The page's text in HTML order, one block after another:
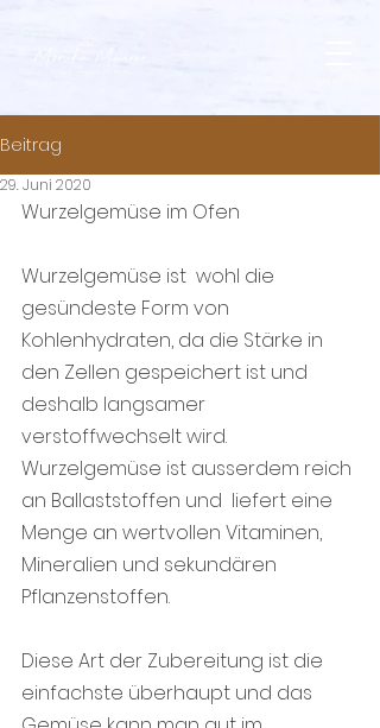
Beitrag
29. Juni 2020
Wurzelgemüse im Ofen
Wurzelgemüse ist  wohl die
gesündeste Form von
Kohlenhydraten, da die Stärke in
den Zellen gespeichert ist und
deshalb langsamer
verstoffwechselt wird.
Wurzelgemüse ist ausserdem reich
an Ballaststoffen und  liefert eine
Menge an wertvollen Vitaminen,
Mineralien und sekundären
Pflanzenstoffen.
Diese Art der Zubereitung ist die
einfachste überhaupt und das